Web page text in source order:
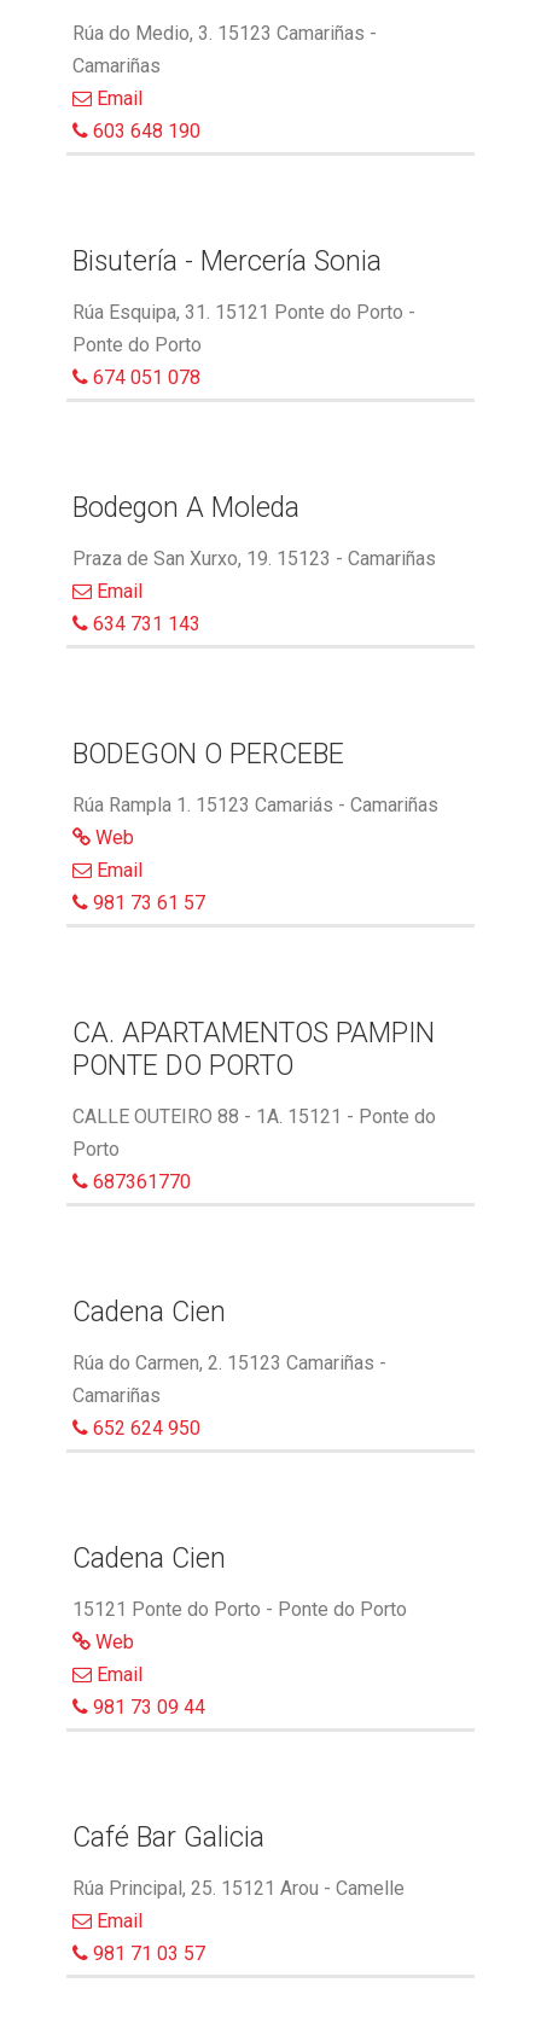
Rúa do Medio, 3. 15123 Camariñas -
Camariñas
Email
603 648 190
Bisutería - Mercería Sonia
Rúa Esquipa, 31. 15121 Ponte do Porto -
Ponte do Porto
674 051 078
Bodegon A Moleda
Praza de San Xurxo, 19. 15123 - Camariñas
Email
634 731 143
BODEGON O PERCEBE
Rúa Rampla 1. 15123 Camariás - Camariñas
Web
Email
981 73 61 57
CA. APARTAMENTOS PAMPIN
PONTE DO PORTO
CALLE OUTEIRO 88 - 1A. 15121 - Ponte do
Porto
687361770
Cadena Cien
Rúa do Carmen, 2. 15123 Camariñas -
Camariñas
652 624 950
Cadena Cien
15121 Ponte do Porto - Ponte do Porto
Web
Email
981 73 09 44
Café Bar Galicia
Rúa Principal, 25. 15121 Arou - Camelle
Email
981 71 03 57